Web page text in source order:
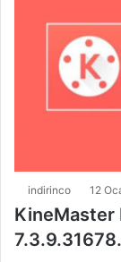
indirinco 12
KineMaster